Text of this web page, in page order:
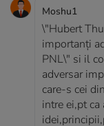
Moshu1
\"Hubert
importanți
PNL\" si il
adversar
care-s cei
intre ei,pt